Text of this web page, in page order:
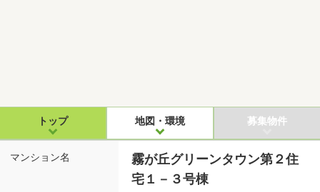
トップ 地図・環境 募集物件
マンション名
霧が丘グリーンタウン第２住
宅１－３号棟